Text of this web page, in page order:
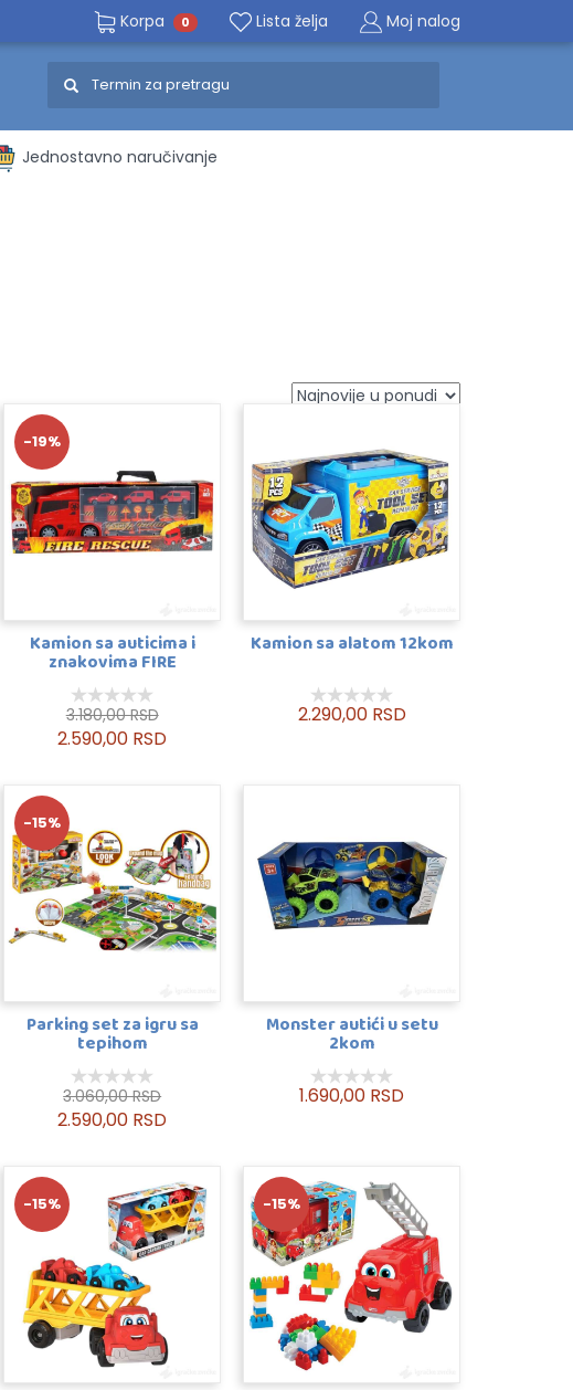
Korpa 0 Lista želja Moj nalog
Jednostavno naručivanje
-19%
Kamion sa auticima i
znakovima FIRE
3.180,00 RSD
2.590,00 RSD
Kamion sa alatom 12kom
2.290,00 RSD
-15%
Parking set za igru sa
tepihom
3.060,00 RSD
2.590,00 RSD
Monster autići u setu
2kom
1.690,00 RSD
-15% -15%